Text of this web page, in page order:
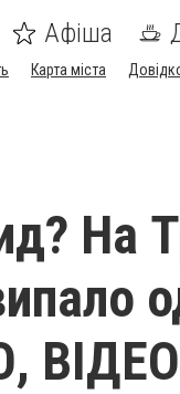
Афіша
Карта міста
На
ВІДЕО